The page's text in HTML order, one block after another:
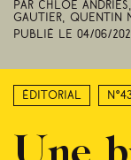
Par Chloé
Gautier, Quentin
Publié le 04/06/
Éditorial
Une